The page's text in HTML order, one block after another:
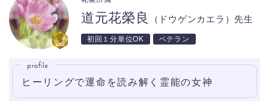
道元花榮良 （ドウゲンカエラ）先生
初回１分単位OK ベテラン
profile
ヒーリングで運命を読み解く霊能の女神